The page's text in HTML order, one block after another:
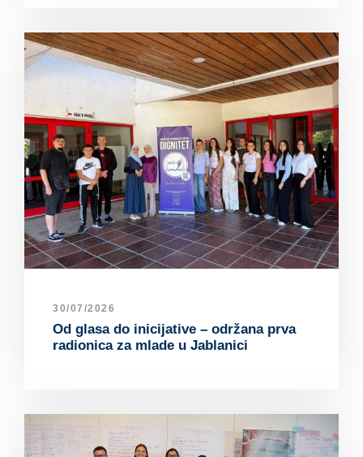
30/07/2026
Od glasa do inicijative – održana prva
radionica za mlade u Jablanici